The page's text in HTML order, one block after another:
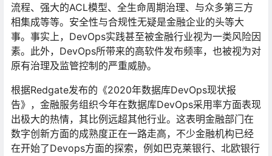
流程、强大的ACL模型、全生命周期治理、与众多第三方
相集成等等。安全性与合规性无疑是金融企业的头等大
事。事实上，DevOps实践甚至被金融行业视为一类风险因
素。此外，DevOps所带来的高软件发布频率，也被视为对
原有治理及监管控制的严重威胁。
根据Redgate发布的《2020年数据库DevOps现状报
告》，金融服务组织今年在数据库DevOps采用率方面表现
出极大的热情，其比例远超其他行业。这表明金融部门在
数字创新方面的成熟度正在一路走高，不少金融机构已经
在开始了Devops方面的探索，例如巴克莱银行、北欧银行